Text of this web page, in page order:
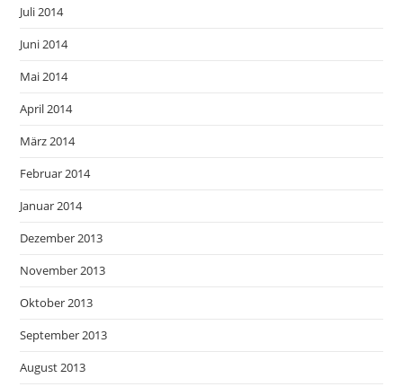
Juli 2014
Juni 2014
Mai 2014
April 2014
März 2014
Februar 2014
Januar 2014
Dezember 2013
November 2013
Oktober 2013
September 2013
August 2013